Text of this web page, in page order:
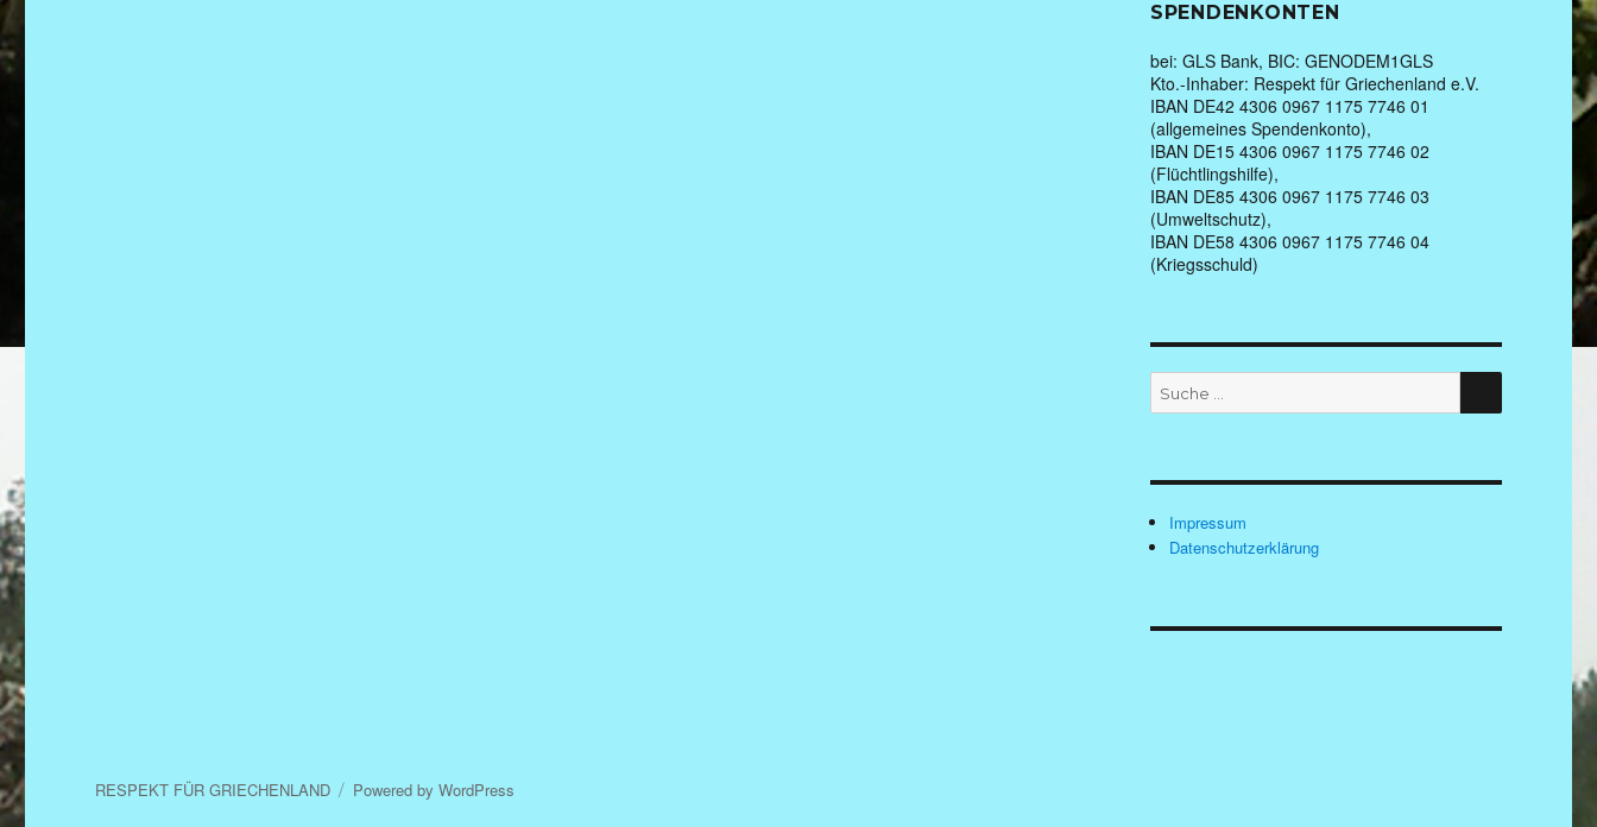
SPENDENKONTEN
bei: GLS Bank, BIC: GENODEM1GLS
Kto.-Inhaber: Respekt für Griechenland e.V.
IBAN DE42 4306 0967 1175 7746 01
(allgemeines Spendenkonto),
IBAN DE15 4306 0967 1175 7746 02
(Flüchtlingshilfe),
IBAN DE85 4306 0967 1175 7746 03
(Umweltschutz),
IBAN DE58 4306 0967 1175 7746 04
(Kriegsschuld)
Suche
nach:
SUCHEN
Impressum
Datenschutzerklärung
RESPEKT FÜR GRIECHENLAND Powered by WordPress